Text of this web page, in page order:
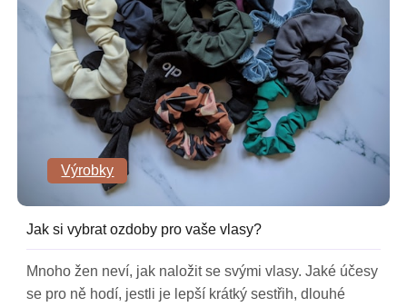
Výrobky
Jak si vybrat ozdoby pro vaše vlasy?
Mnoho žen neví, jak naložit se svými vlasy. Jaké účesy
se pro ně hodí, jestli je lepší krátký sestřih, dlouhé